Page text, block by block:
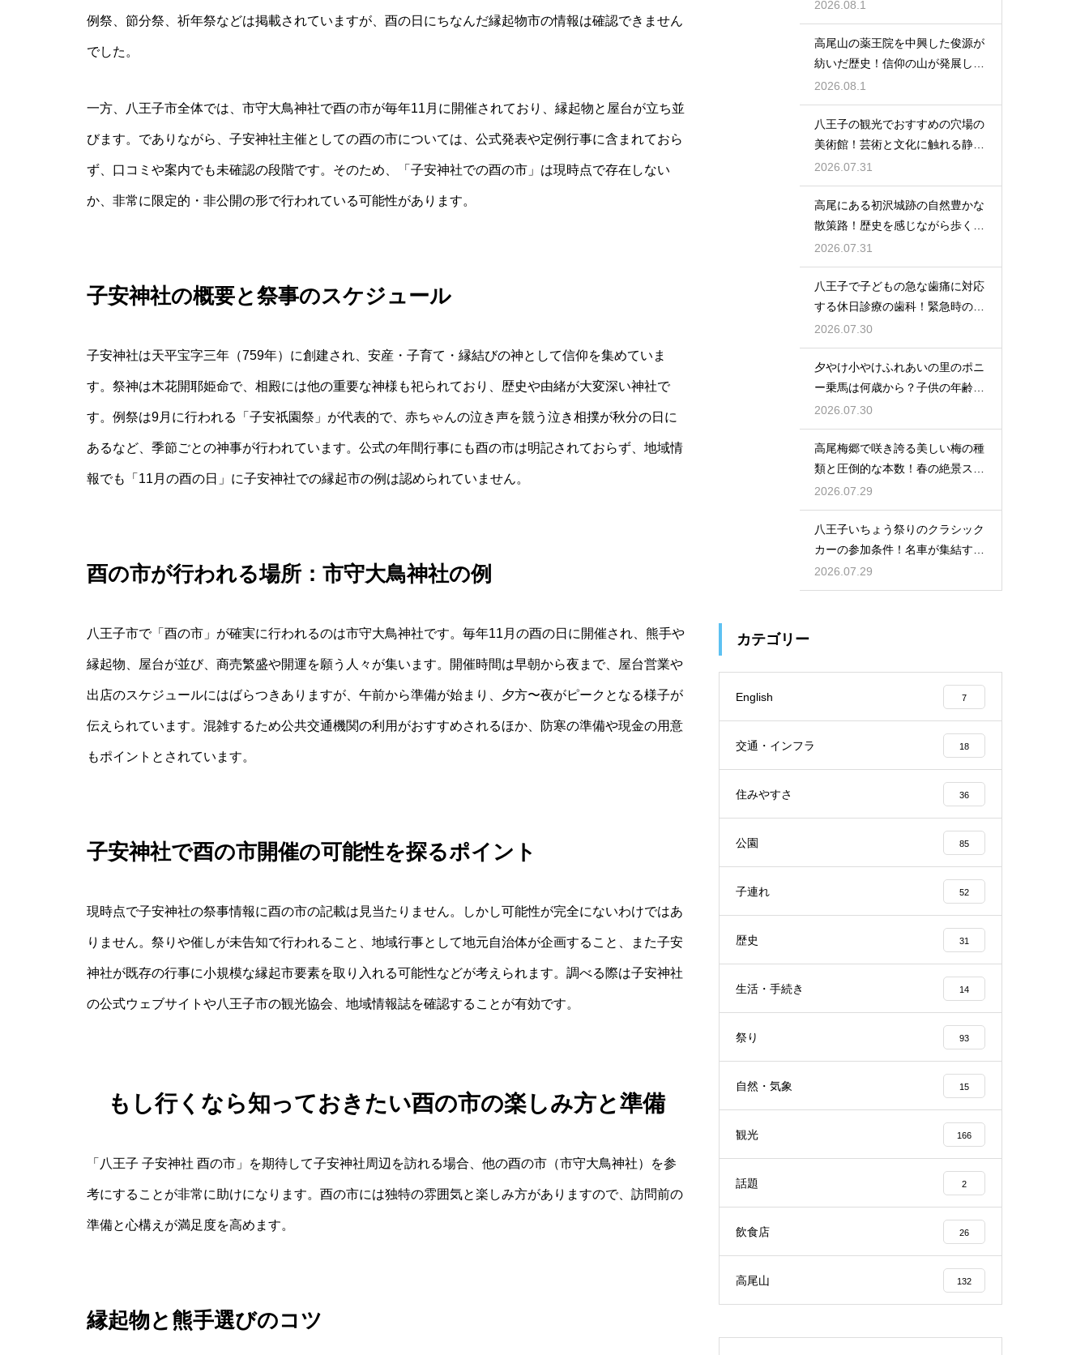
例祭、節分祭、祈年祭などは掲載されていますが、酉の日にちなんだ縁起物市の情報は確認できません
でした。
一方、八王子市全体では、市守大鳥神社で酉の市が毎年11月に開催されており、縁起物と屋台が立ち並
びます。でありながら、子安神社主催としての酉の市については、公式発表や定例行事に含まれておら
ず、口コミや案内でも未確認の段階です。そのため、「子安神社での酉の市」は現時点で存在しない
か、非常に限定的・非公開の形で行われている可能性があります。
子安神社の概要と祭事のスケジュール
子安神社は天平宝字三年（759年）に創建され、安産・子育て・縁結びの神として信仰を集めていま
す。祭神は木花開耶姫命で、相殿には他の重要な神様も祀られており、歴史や由緒が大変深い神社で
す。例祭は9月に行われる「子安祇園祭」が代表的で、赤ちゃんの泣き声を競う泣き相撲が秋分の日に
あるなど、季節ごとの神事が行われています。公式の年間行事にも酉の市は明記されておらず、地域情
報でも「11月の酉の日」に子安神社での縁起市の例は認められていません。
酉の市が行われる場所：市守大鳥神社の例
八王子市で「酉の市」が確実に行われるのは市守大鳥神社です。毎年11月の酉の日に開催され、熊手や
縁起物、屋台が並び、商売繁盛や開運を願う人々が集います。開催時間は早朝から夜まで、屋台営業や
出店のスケジュールにはばらつきありますが、午前から準備が始まり、夕方〜夜がピークとなる様子が
伝えられています。混雑するため公共交通機関の利用がおすすめされるほか、防寒の準備や現金の用意
もポイントとされています。
子安神社で酉の市開催の可能性を探るポイント
現時点で子安神社の祭事情報に酉の市の記載は見当たりません。しかし可能性が完全にないわけではあ
りません。祭りや催しが未告知で行われること、地域行事として地元自治体が企画すること、また子安
神社が既存の行事に小規模な縁起市要素を取り入れる可能性などが考えられます。調べる際は子安神社
の公式ウェブサイトや八王子市の観光協会、地域情報誌を確認することが有効です。
もし行くなら知っておきたい酉の市の楽しみ方と準備
「八王子 子安神社 酉の市」を期待して子安神社周辺を訪れる場合、他の酉の市（市守大鳥神社）を参
考にすることが非常に助けになります。酉の市には独特の雰囲気と楽しみ方がありますので、訪問前の
準備と心構えが満足度を高めます。
縁起物と熊手選びのコツ
び場紹介
2026.08.1
高尾山の薬王院を中興した俊源が
紡いだ歴史！信仰の山が発展した
理由とは
2026.08.1
八王子の観光でおすすめの穴場の
美術館！芸術と文化に触れる静か
なひと時
2026.07.31
高尾にある初沢城跡の自然豊かな
散策路！歴史を感じながら歩くハ
イキング
2026.07.31
八王子で子どもの急な歯痛に対応
する休日診療の歯科！緊急時の強
い味方
2026.07.30
夕やけ小やけふれあいの里のポニ
ー乗馬は何歳から？子供の年齢と
利用条件
2026.07.30
高尾梅郷で咲き誇る美しい梅の種
類と圧倒的な本数！春の絶景スポ
ット紹介
2026.07.29
八王子いちょう祭りのクラシック
カーの参加条件！名車が集結する
大興奮の嵐
2026.07.29
カテゴリー
English 7
交通・インフラ 18
住みやすさ 36
公園 85
子連れ 52
歴史 31
生活・手続き 14
祭り 93
自然・気象 15
観光 166
話題 2
飲食店 26
高尾山 132